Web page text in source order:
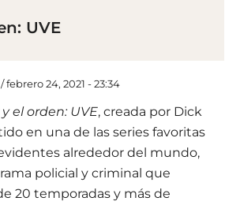
UVE
/ febrero 24, 2021 - 23:34
el orden: UVE, creada por Dick
en una de las series favoritas
alrededor del mundo,
policial y criminal que
20 temporadas y más de